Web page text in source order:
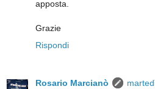
apposta.
Grazie
Rispondi
Rosario Marcianò